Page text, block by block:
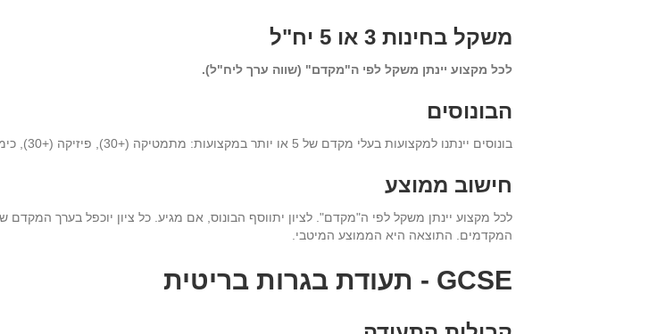
משקל בחינות 3 או 5 יח"ל
לכל מקצוע יינתן משקל לפי ה"מקדם" (שווה ערך ליח"ל).
הבונוסים
בונוסים יינתנו למקצועות בעלי מקדם של 5 או יותר במקצועות: מתמטיקה (+30), פיזיקה (+30), כימיה (+30), ביולוגיה (+20), מדעי המחשב (+20) ואנגלית (+20).
חישוב ממוצע
לכל מקצוע יינתן משקל לפי ה"מקדם". לציון יתווסף הבונוס, אם מגיע. כל ציון יוכפל בערך המקדם
המקדמים. התוצאה היא הממוצע המיטבי.
GCSE - תעודת בגרות בריטית